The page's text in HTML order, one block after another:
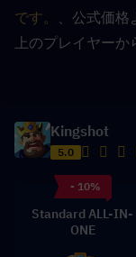
です。 、公式価格
上のプレイヤーか
Kingshot
5.0
- 10%
Standard ALL-IN-
ONE